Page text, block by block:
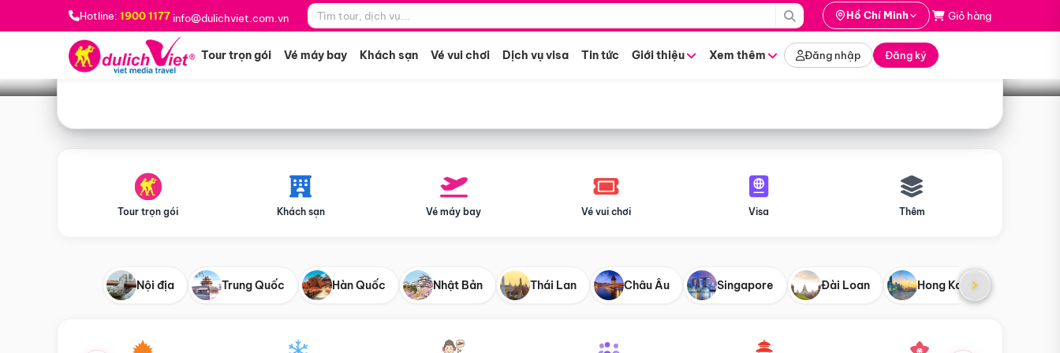
Hotline: 1900 1177 info@dulichviet.com.vn Hồ Chí Minh Giỏ hàng
Tour trọn gói Vé máy bay Khách sạn Vé vui chơi Dịch vụ visa Tin tức Giới thiệu Xem thêm Đăng nhập Đăng ký
Bạn muốn đi đâu? *
Tìm tour
Tour trọn gói Khách sạn Vé máy bay Vé vui chơi Visa Thêm
Nội địa Trung Quốc Hàn Quốc Nhật Bản Thái Lan Châu Âu Singapore Đài Loan Hong Kong